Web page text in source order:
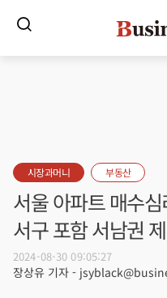
시장과머니 부동산
서울 아파트 매수
서구 포함 서남권
2024-08-30 09:05:27
장상유 기자 -